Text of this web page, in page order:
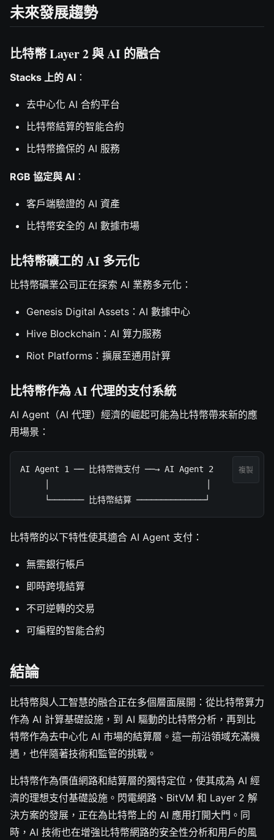
未來發展趨勢
比特幣 Layer 2 與 AI 的融合
Stacks 上的 AI ：
去中心化 AI 合約平台
比特幣結算的智能合約
比特幣擔保的 AI 服務
RGB 協定與 AI ：
客戶端驗證的 AI 資產
比特幣安全的 AI 數據市場
比特幣礦工的 AI 多元化
比特幣礦業公司正在探索 AI 業務多元化：
Genesis Digital Assets：AI 數據中心
Hive Blockchain：AI 算力服務
Riot Platforms：擴展至通用計算
比特幣作為 AI 代理的支付系統
AI Agent（AI 代理）經濟的崛起可能為比特幣帶來新的應
用場景：
AI Agent 1 ── 比特幣微支付 ──→ AI Agent 2
     └─────── 比特幣結算 ──────────────┘
複製
比特幣的以下特性使其適合 AI Agent 支付：
無需銀行帳戶
即時跨境結算
不可逆轉的交易
可編程的智能合約
結論
比特幣與人工智慧的融合正在多個層面展開：從比特幣算力
作為 AI 計算基礎設施，到 AI 驅動的比特幣分析，再到比
特幣作為去中心化 AI 市場的結算層。這一前沿領域充滿機
遇，也伴隨著技術和監管的挑戰。
比特幣作為價值網路和結算層的獨特定位，使其成為 AI 經
濟的理想支付基礎設施。閃電網路、BitVM 和 Layer 2 解
決方案的發展，正在為比特幣上的 AI 應用打開大門。同
時，AI 技術也在增強比特幣網路的安全性分析和用戶的風